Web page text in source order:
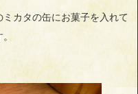
カタの缶にお菓子を入れて